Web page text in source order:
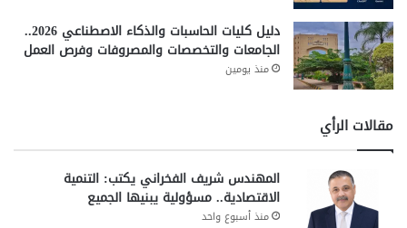
دليل كليات الحاسبات والذكاء الاصطناعي 2026..
الجامعات والتخصصات والمصروفات وفرص العمل
منذ يومين
مقالات الرأي
المهندس شريف الفخراني يكتب: التنمية
الاقتصادية.. مسؤولية يبنيها الجميع
منذ أسبوع واحد